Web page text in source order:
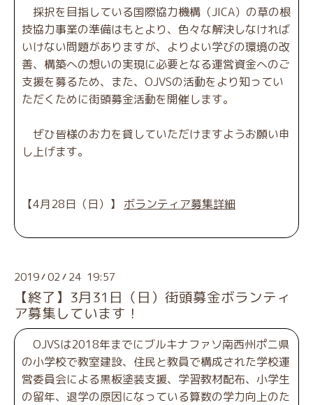
採択を目指している国際協力機構（JICA）の草の根
技協力事業の準備はもとより、色々な解決しなければ
いけない問題がありますが、よりよい学びの環境の改
善、構築への想いの実現に必要となる運営資金へのご
支援を募るため、また、OJVSの活動をより知ってい
ただくために街頭募金活動を開催します。
ぜひ皆様のお力を貸していただけますようお願い申
し上げます。
【4月28日（日）】 ボランティア募集詳細
2019/02 / 24 19:57
【終了】3月31日（日）街頭募金ボランティ
ア募集しています！
OJVSは2018年までにブルキナファソ南西州ポニ県
の小学校で教室建設、住民と教員で構成された学校運
営委員会による黒板塗装支援、学習教材配布、小学生
の留年、退学の原因になっている算数の学力向上のた